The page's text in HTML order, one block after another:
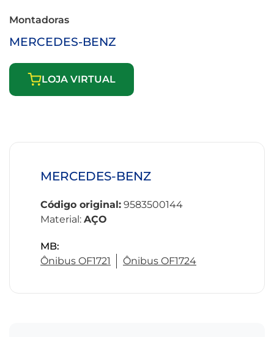
Montadoras
MERCEDES-BENZ
LOJA VIRTUAL
MERCEDES-BENZ
Código original: 9583500144
Material: AÇO
MB:
Ônibus OF1721
Ônibus OF1724